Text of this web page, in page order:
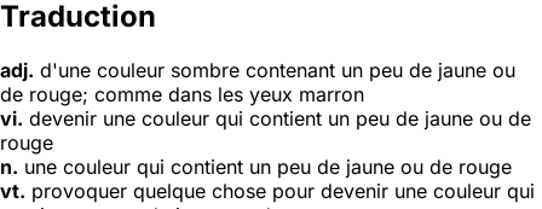
Traduction
adj. d'une couleur sombre contenant un peu de jaune ou
de rouge; comme dans les yeux marron
vi. devenir une couleur qui contient un peu de jaune ou de
rouge
n. une couleur qui contient un peu de jaune ou de rouge
vt. provoquer quelque chose pour devenir une couleur qui